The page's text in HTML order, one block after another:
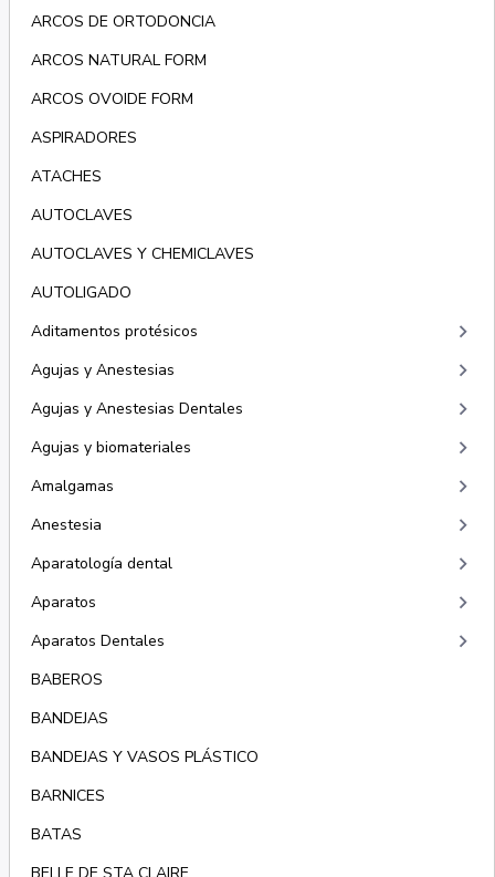
ARCOS DE ORTODONCIA
ARCOS NATURAL FORM
ARCOS OVOIDE FORM
ASPIRADORES
ATACHES
AUTOCLAVES
AUTOCLAVES Y CHEMICLAVES
AUTOLIGADO
Aditamentos protésicos
keyboard_arrow_right
Agujas y Anestesias keyboard_arrow_right
Agujas y Anestesias Dentales keyboard_arrow_right
Agujas y biomateriales keyboard_arrow_right
Amalgamas keyboard_arrow_right
Anestesia keyboard_arrow_right
Aparatología dental keyboard_arrow_right
Aparatos keyboard_arrow_right
Aparatos Dentales keyboard_arrow_right
BABEROS
BANDEJAS
BANDEJAS Y VASOS PLÁSTICO
BARNICES
BATAS